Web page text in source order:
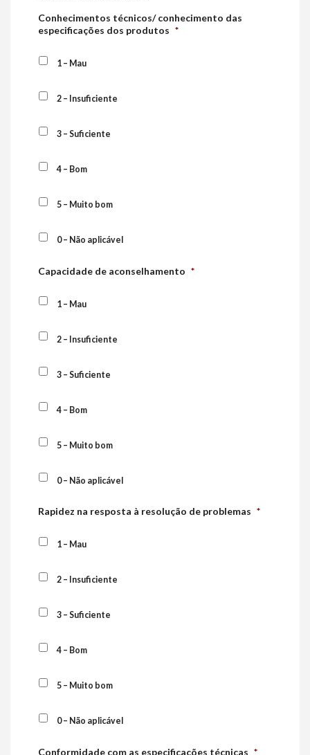
Conhecimentos técnicos/ conhecimento das
especificações dos produtos *
1 – Mau
2 – Insuficiente
3 – Suficiente
4 – Bom
5 – Muito bom
0 – Não aplicável
Capacidade de aconselhamento *
1 – Mau
2 – Insuficiente
3 – Suficiente
4 – Bom
5 – Muito bom
0 – Não aplicável
Rapidez na resposta à resolução de problemas *
1 – Mau
2 – Insuficiente
3 – Suficiente
4 – Bom
5 – Muito bom
0 – Não aplicável
Conformidade com as especificações técnicas *